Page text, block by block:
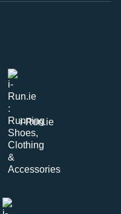
i-Run.ie